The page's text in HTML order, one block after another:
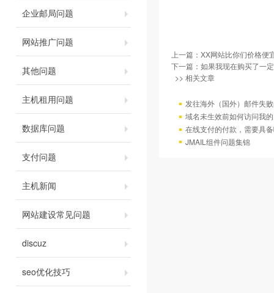
企业邮局问题
网站推广问题
其他问题
主机租用问题
数据库问题
支付问题
主机新闻
网站建设常见问题
discuz
seo优化技巧
上一篇： XX网站比你们价格便
下一篇： 如果我现在购买了一
>> 相关文章
发往海外（国外）邮件失
域名未生效前如何访问我
在线支付的付款，需要具
JMAIL组件问题集锦